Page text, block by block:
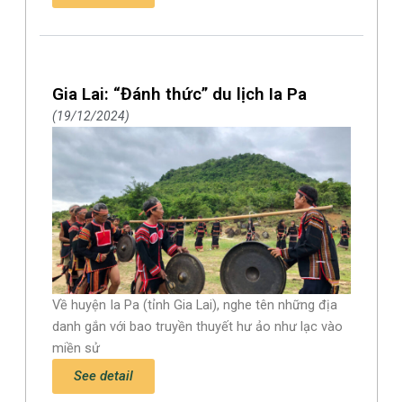
Gia Lai: “Đánh thức” du lịch Ia Pa
19/12/2024
Về huyện Ia Pa (tỉnh Gia Lai), nghe tên những địa
danh gắn với bao truyền thuyết hư ảo như lạc vào
miền sử
See detail